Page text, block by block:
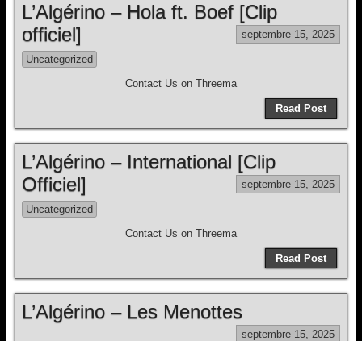
L’Algérino – Hola ft. Boef [Clip
officiel]
septembre 15, 2025
Uncategorized
Contact Us on Threema
Read Post
L’Algérino – International [Clip
Officiel]
septembre 15, 2025
Uncategorized
Contact Us on Threema
Read Post
L’Algérino – Les Menottes
septembre 15, 2025